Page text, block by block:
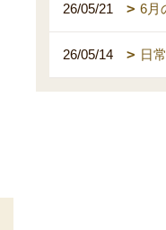
26/05/21 6月
26/05/14 日